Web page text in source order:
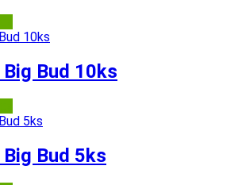
Bud 10ks
Bud 5ks